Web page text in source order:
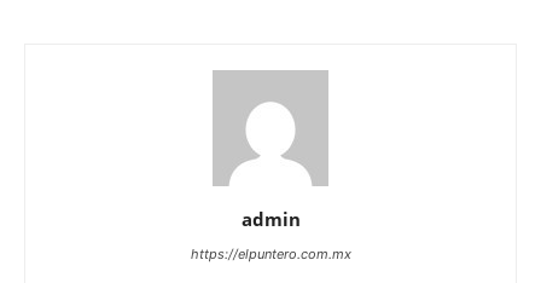
admin
https://elpuntero.com.mx